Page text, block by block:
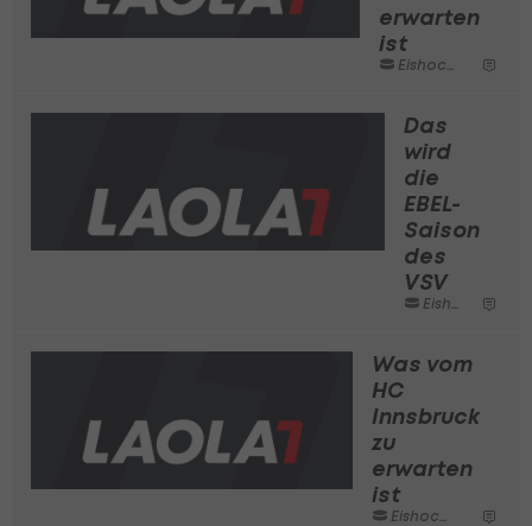
erwarten
ist
Eishockey
Das
wird
die
EBEL-
Saison
des
VSV
Eishockey
Was vom
HC
Innsbruck
zu
erwarten
ist
Eishockey